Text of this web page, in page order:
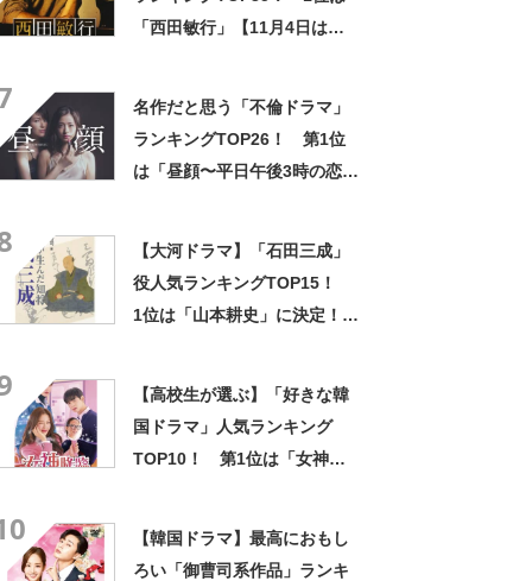
「西田敏行」【11月4日は西
名作だと思う「不倫ドラマ」
ランキングTOP26！ 第1位
は「昼顔〜平日午後3時の恋人
【大河ドラマ】「石田三成」
役人気ランキングTOP15！
1位は「山本耕史」に決定！
【高校生が選ぶ】「好きな韓
国ドラマ」人気ランキング
TOP10！ 第1位は「女神降
【韓国ドラマ】最高におもし
ろい「御曹司系作品」ランキ